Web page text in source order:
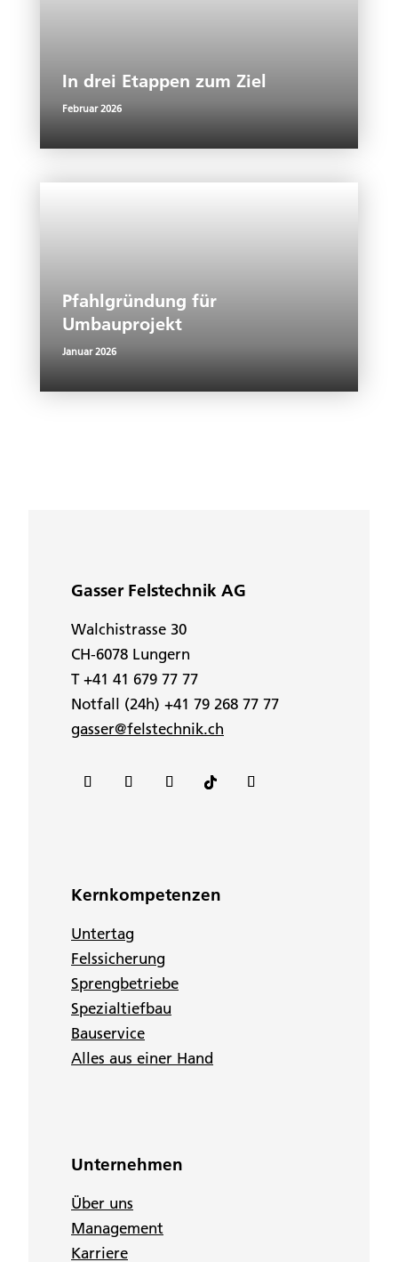
In drei Etappen zum Ziel
Februar 2026
Pfahlgründung für
Umbauprojekt
Januar 2026
Gasser Felstechnik AG
Walchistrasse 30
CH-6078 Lungern
T +41 41 679 77 77
Notfall (24h) +41 79 268 77 77
gasser@felstechnik.ch
Kernkompetenzen
Untertag
Felssicherung
Sprengbetriebe
Spezialtiefbau
Bauservice
Alles aus einer Hand
Unternehmen
Über uns
Management
Karriere